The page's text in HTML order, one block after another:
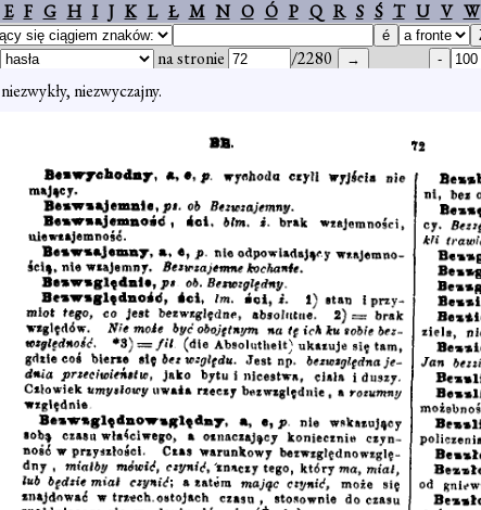
E F G H I J K L Ł M N O Ó P Q R S Ś T U V W
na stronie /2280
niezwykły, niezwyczajny.